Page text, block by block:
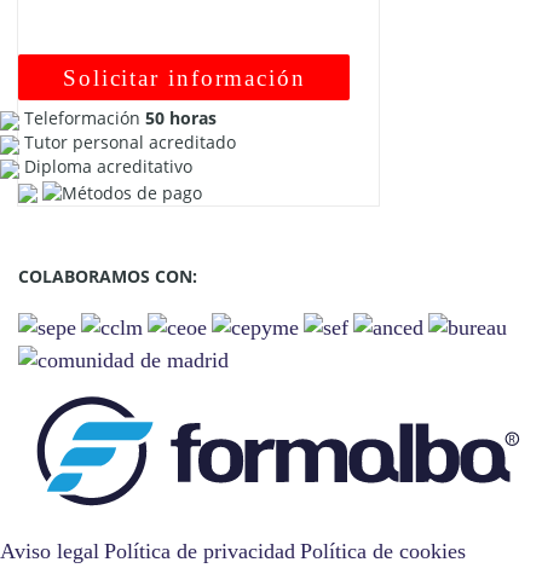
Solicitar información
Teleformación50 horas
Tutor personal acreditado
Diploma acreditativo
COLABORAMOS CON:
Aviso legal Política de privacidad Política de cookies